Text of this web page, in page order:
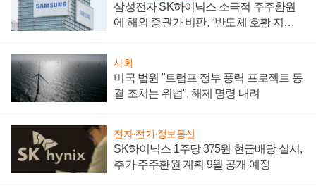
삼성전자 SK하이닉스 소극적 주주환원
에 해외 증권가 비판, "반도체 호황 지속
사회
미국 법원 "트럼프 정부 풍력 프로젝트 동
결 조치는 위법", 해제 명령 내려
전자·전기·정보통신
SK하이닉스 1주당 375원 현금배당 실시,
추가 주주환원 계획 9월 공개 예정